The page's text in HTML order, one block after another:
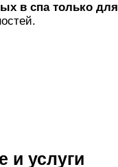
в спа только
номеров
и услуги